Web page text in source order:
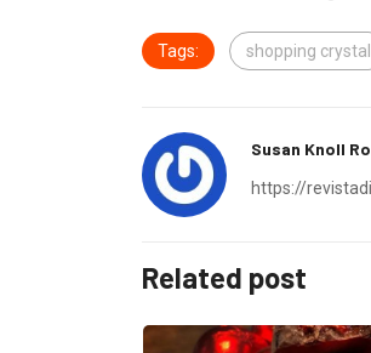
Tags: shopping crystal
Susan Knoll
https://
Related post